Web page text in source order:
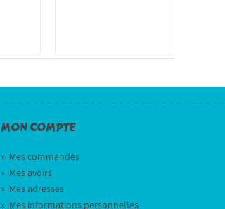
MON COMPTE
» Mes commandes
» Mes avoirs
» Mes adresses
» Mes informations personnelles